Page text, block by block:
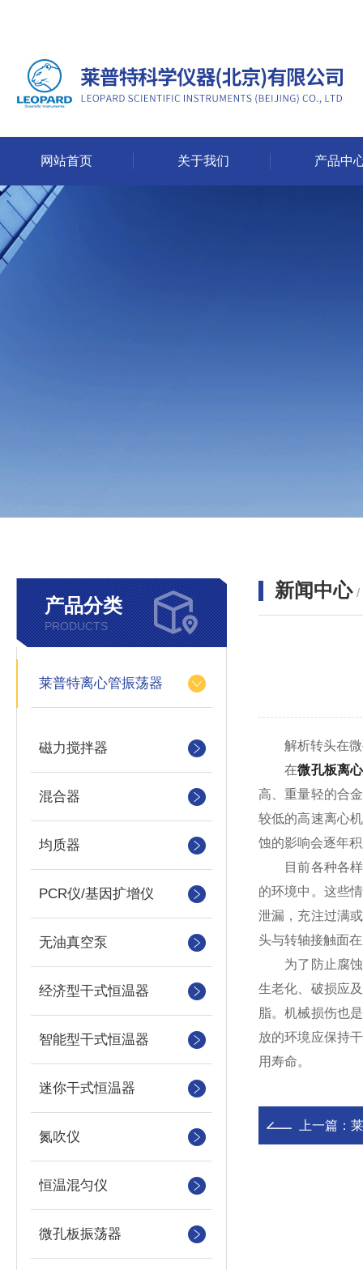
网站首页 关于我们 产品中
产品分类
PRODUCTS
莱普特离心管振荡器
磁力搅拌器
混合器
均质器
PCR仪/基因扩增仪
无油真空泵
经济型干式恒温器
智能型干式恒温器
迷你干式恒温器
氮吹仪
恒温混匀仪
微孔板振荡器
新闻中心 /
解析转头在微
在微孔板离
高、重量轻的合
较低的高速离心
蚀的影响会逐年
目前各种各样
的环境中。这些
泄漏，充注过满
头与转轴接触面
为了防止腐蚀
生老化、破损应
脂。机械损伤也
放的环境应保持
用寿命。
上一篇：